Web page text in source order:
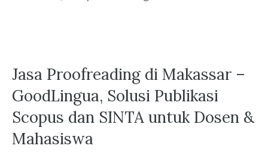
Jasa Proofreading di Makassar –
GoodLingua, Solusi Publikasi
Scopus dan SINTA untuk Dosen &
Mahasiswa